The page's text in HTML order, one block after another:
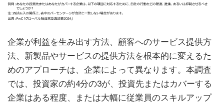
企業が利益を生み出す方法、顧客へのサービス提供方
法、新製品やサービスの提供方法を根本的に変えるた
めのアプローチは、企業によって異なります。本調査
では、投資家の約4分の3が、投資先またはカバーする
企業はある程度、または大幅に従業員のスキルアップ